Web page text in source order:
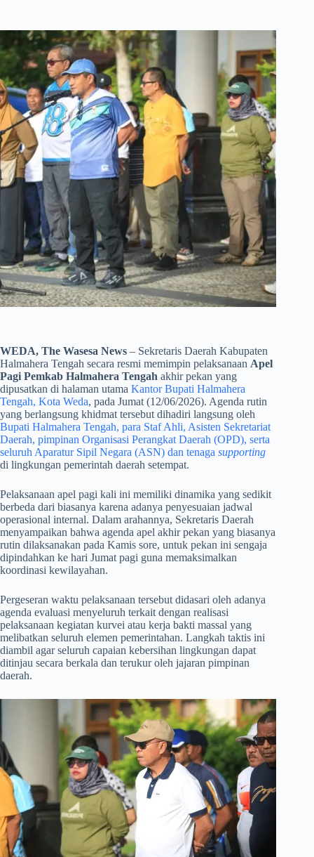
WEDA, The Wasesa News – Sekretaris Daerah Kabupaten
Halmahera Tengah secara resmi memimpin pelaksanaan Apel
Pagi Pemkab Halmahera Tengah akhir pekan yang
dipusatkan di halaman utama Kantor Bupati Halmahera
Tengah, Kota Weda, pada Jumat (12/06/2026). Agenda rutin
yang berlangsung khidmat tersebut dihadiri langsung oleh
Bupati Halmahera Tengah, para Staf Ahli, Asisten Sekretariat
Daerah, pimpinan Organisasi Perangkat Daerah (OPD), serta
seluruh Aparatur Sipil Negara (ASN) dan tenaga supporting
di lingkungan pemerintah daerah setempat.
​Pelaksanaan apel pagi kali ini memiliki dinamika yang sedikit
berbeda dari biasanya karena adanya penyesuaian jadwal
operasional internal. Dalam arahannya, Sekretaris Daerah
menyampaikan bahwa agenda apel akhir pekan yang biasanya
rutin dilaksanakan pada Kamis sore, untuk pekan ini sengaja
dipindahkan ke hari Jumat pagi guna memaksimalkan
koordinasi kewilayahan.
​Pergeseran waktu pelaksanaan tersebut didasari oleh adanya
agenda evaluasi menyeluruh terkait dengan realisasi
pelaksanaan kegiatan kurvei atau kerja bakti massal yang
melibatkan seluruh elemen pemerintahan. Langkah taktis ini
diambil agar seluruh capaian kebersihan lingkungan dapat
ditinjau secara berkala dan terukur oleh jajaran pimpinan
daerah.